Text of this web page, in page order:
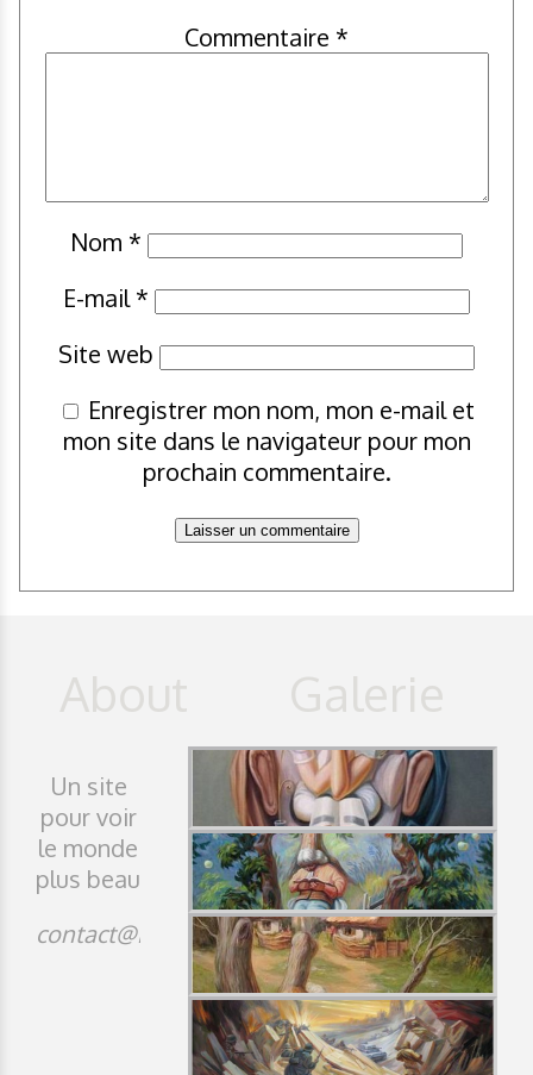
Commentaire *
Nom *
E-mail*
Site web
Enregistrer mon nom, mon e-mail et
mon site dans le navigateur pour mon
prochain commentaire.
Un site
pour voir
le monde
plus beau
contact@idji.org